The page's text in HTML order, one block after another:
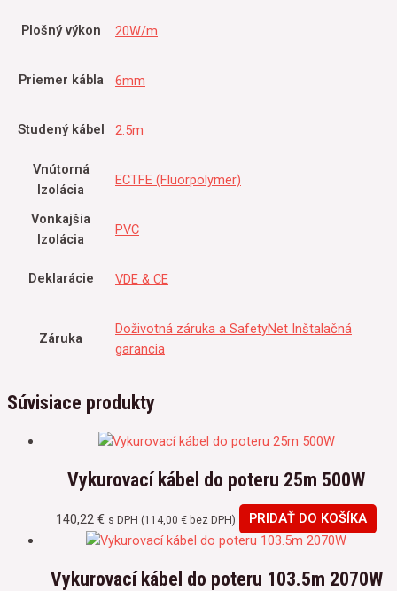
Plošný výkon 20W/m
Priemer kábla 6mm
Studený kábel 2.5m
Vnútorná
Izolácia
ECTFE (Fluorpolymer)
Vonkajšia
Izolácia
PVC
Deklarácie VDE & CE
Záruka
Doživotná záruka a SafetyNet Inštalačná
garancia
Súvisiace produkty
Vykurovací kábel do poteru 25m 500W
140,22€ s DPH (114,00€ bez DPH) PRIDAŤ DO KOŠÍKA
Vykurovací kábel do poteru 103.5m 2070W